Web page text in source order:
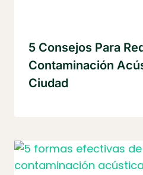
5 Consejos Para
Contaminación
Ciudad